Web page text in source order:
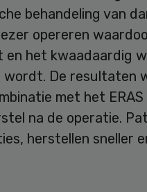
behandeling van
opereren
het kwaadaardig
De resultaten
met het
na de operatie.
herstellen sneller